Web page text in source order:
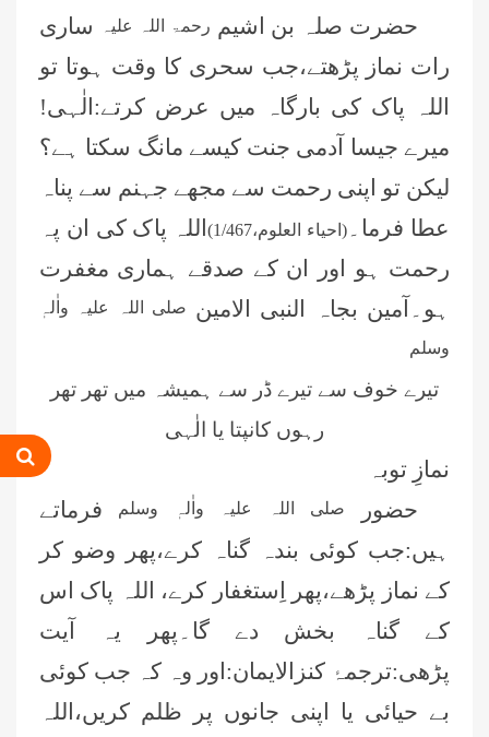
حضرت صلہ بن اشیم رحمۃ اللہ علیہ
ساری
رات نماز پڑھتے،جب سحری کا وقت ہوتا تو
اللہ پاک کی بارگاہ میں عرض کرتے:الٰہی!
میرے جیسا آدمی جنت کیسے مانگ سکتا ہے؟
لیکن تو اپنی رحمت سے مجھے جہنم سے پناہ
عطا فرما۔ (احیاء العلوم،1/467)
اللہ پاک کی ان پہ
رحمت ہو اور ان کے صدقے ہماری مغفرت
ہو۔آمین بجاہ النبی الامین صلی اللہ علیہ واٰلہٖ
وسلم
تیرے خوف سے تیرے ڈر سے ہمیشہ میں تھر تھر
رہوں کانپتا یا الٰہی
نمازِ توبہ
حضور
صلی اللہ علیہ واٰلہٖ وسلم فرماتے
ہیں:جب کوئی بندہ گناہ کرے،پھر وضو کر
کے نماز پڑھے،پھر اِستغفار کرے، اللہ پاک اس
کے گناہ بخش دے گا۔پھر یہ آیت
پڑھی:ترجمۂ کنزالایمان:اور وہ کہ جب کوئی
بے حیائی یا اپنی جانوں پر ظلم کریں،اللہ